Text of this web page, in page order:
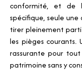
conformité, et de
spécifique, seule
tirer pleinement
les pièges
rassurante pour
patrimoine sans y